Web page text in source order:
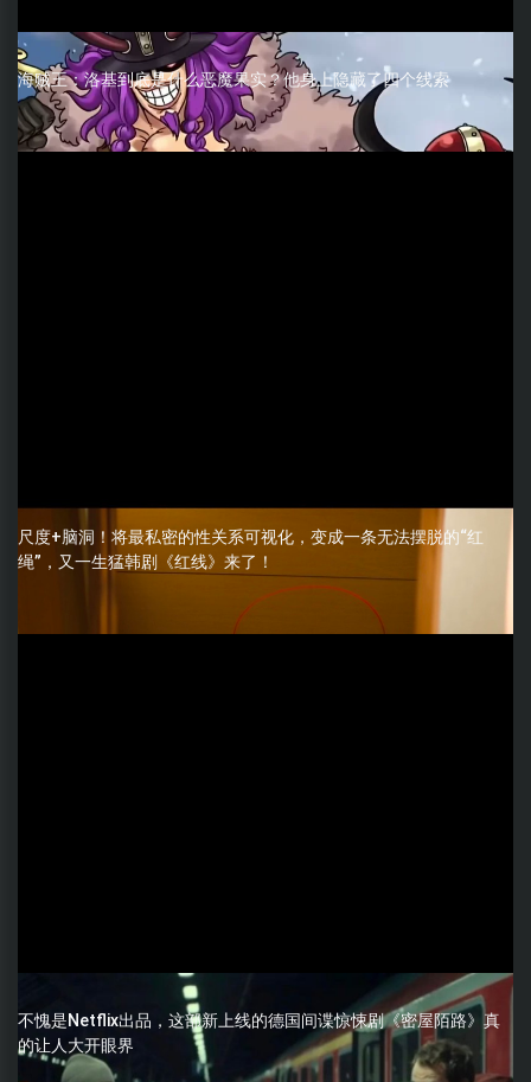
海贼王：洛基到底是什么恶魔果实？他身上隐藏了四个线索
尺度+脑洞！将最私密的性关系可视化，变成一条无法摆脱的“红
绳”，又一生猛韩剧《红线》来了！
不愧是Netflix出品，这部新上线的德国间谍惊悚剧《密屋陌路》真
的让人大开眼界